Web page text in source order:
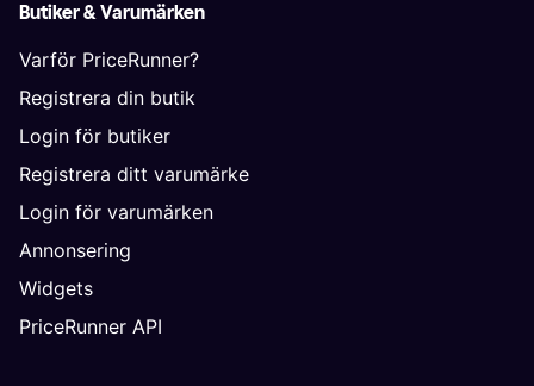
Butiker & Varumärken
Varför PriceRunner?
Registrera din butik
Login för butiker
Registrera ditt varumärke
Login för varumärken
Annonsering
Widgets
PriceRunner API